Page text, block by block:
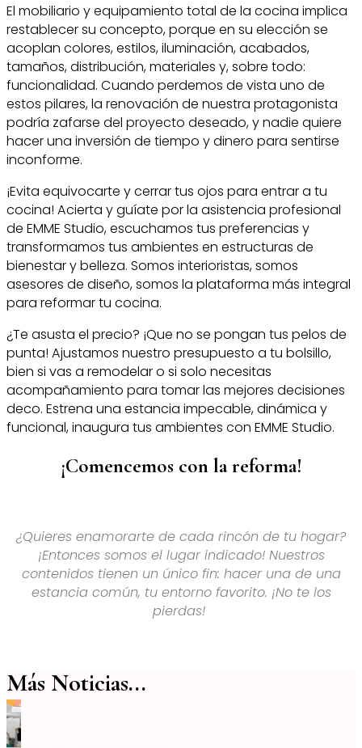
El mobiliario y equipamiento total de la cocina implica
restablecer su concepto, porque en su elección se
acoplan colores, estilos, iluminación, acabados,
tamaños, distribución, materiales y, sobre todo:
funcionalidad. Cuando perdemos de vista uno de
estos pilares, la renovación de nuestra protagonista
podría zafarse del proyecto deseado, y nadie quiere
hacer una inversión de tiempo y dinero para sentirse
inconforme.
¡Evita equivocarte y cerrar tus ojos para entrar a tu
cocina! Acierta y guíate por la asistencia profesional
de EMME Studio, escuchamos tus preferencias y
transformamos tus ambientes en estructuras de
bienestar y belleza. Somos interioristas, somos
asesores de diseño, somos la plataforma más integral
para reformar tu cocina.
¿Te asusta el precio? ¡Que no se pongan tus pelos de
punta! Ajustamos nuestro presupuesto a tu bolsillo,
bien si vas a remodelar o si solo necesitas
acompañamiento para tomar las mejores decisiones
deco. Estrena una estancia impecable, dinámica y
funcional, inaugura tus ambientes con EMME Studio.
¡Comencemos con la reforma!
¿Quieres enamorarte de cada rincón de tu hogar?
¡Entonces somos el lugar indicado! Nuestros
contenidos tienen un único fin: hacer una de una
estancia común, tu entorno favorito. ¡No te los
pierdas!
Más Noticias...